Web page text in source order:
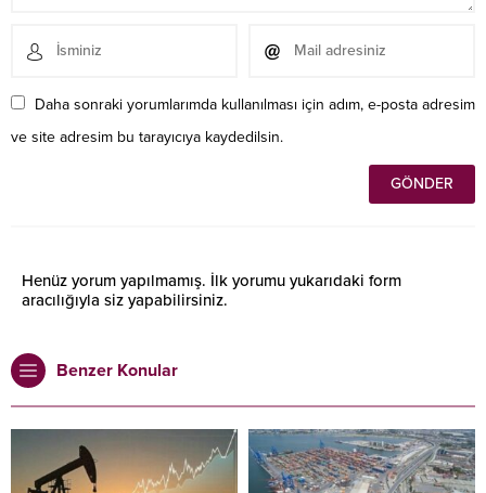
Daha sonraki yorumlarımda kullanılması için adım, e-posta adresim
ve site adresim bu tarayıcıya kaydedilsin.
Henüz yorum yapılmamış. İlk yorumu yukarıdaki form
aracılığıyla siz yapabilirsiniz.
Benzer Konular